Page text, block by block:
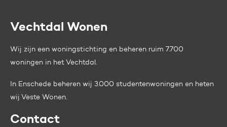
Contactinformatie
Vechtdal Wonen
Wij zijn een woningstichting en beheren ruim 7.700
woningen in het Vechtdal.
In Enschede beheren wij 3.000 studentenwoningen en heten
wij Veste Wonen.
Contact